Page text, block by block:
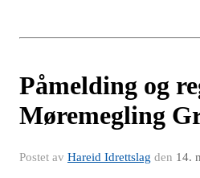
Påmelding og
Møremegling
Postet av Hareid Idrettslag den 14.